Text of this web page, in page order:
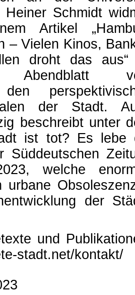
Heiner Schmidt
Artikel
– Vielen Kinos,
droht das
Abendblatt
der Stadt.
beschreibt unter
ist tot? Es lebe
Süddeutschen
, welche
urbane
der
und
stadt.net/kontakt/